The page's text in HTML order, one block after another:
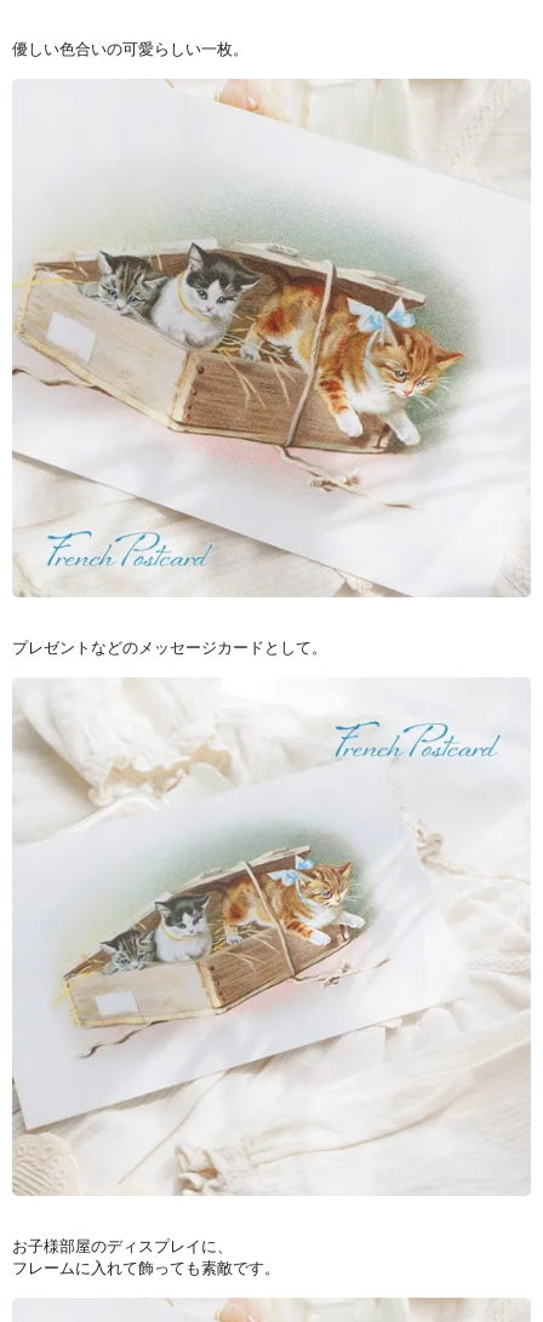
優しい色合いの可愛らしい一枚。
プレゼントなどのメッセージカードとして。
お子様部屋のディスプレイに、
フレームに入れて飾っても素敵です。